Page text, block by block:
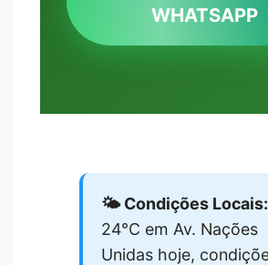
WHATSAPP
🌤️ Condições Locais:
24°C em Av. Nações
Unidas hoje,